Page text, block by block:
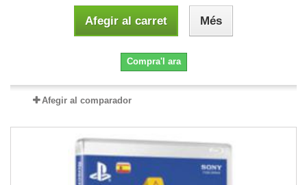
Afegir al carret Més
Compra'l ara
Afegir al comparador